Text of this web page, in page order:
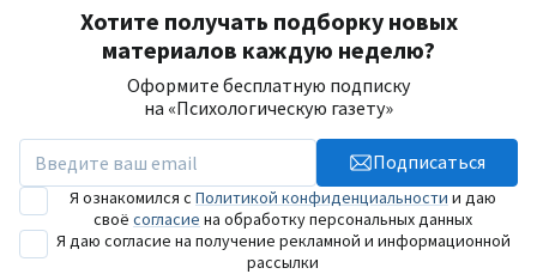
Хотите получать подборку новых
материалов каждую неделю?
Оформите бесплатную подписку
на «Психологическую газету»
Подписаться
Я ознакомился с Политикой конфиденциальности и даю
своё согласие на обработку персональных данных
Я даю согласие на получение рекламной и информационной
рассылки